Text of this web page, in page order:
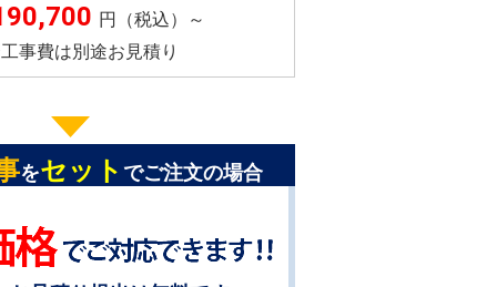
円（税込）～
事費は別途お見積り
をセット でご注文の場合